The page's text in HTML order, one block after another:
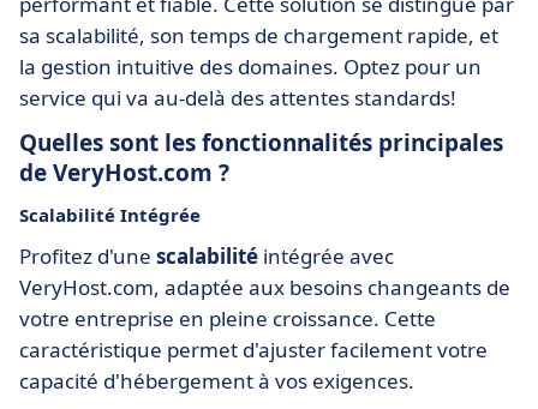
sa scalabilité, son temps de chargement rapide, et
la gestion intuitive des domaines. Optez pour un
service qui va au-delà des attentes standards!
Quelles sont les fonctionnalités principales
de VeryHost.com ?
Scalabilité Intégrée
Profitez d'une scalabilité intégrée avec
VeryHost.com, adaptée aux besoins changeants de
votre entreprise en pleine croissance. Cette
caractéristique permet d'ajuster facilement votre
capacité d'hébergement à vos exigences.